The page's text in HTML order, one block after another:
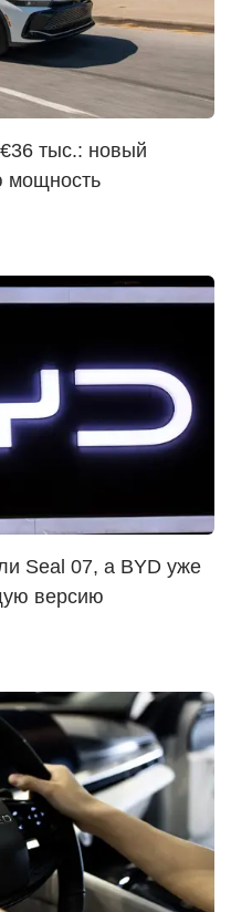
тыс.: новый
мощность
Seal 07, а BYD уже
версию